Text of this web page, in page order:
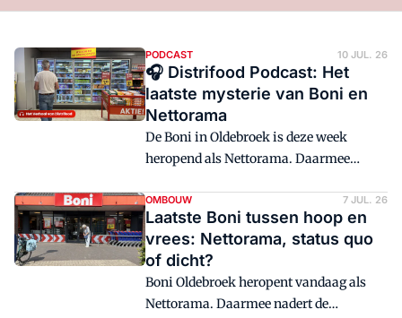
PODCAST 10 JUL. 26
🎧 Distrifood Podcast: Het
laatste mysterie van Boni en
Nettorama
De Boni in Oldebroek is deze week
heropend als Nettorama. Daarmee
2023 aangekondigde fusie tussen
Nettorama en Boni zijn einde. Maar hij
is nog niet helemaal afgerond. De Boni
in Odijk blijft als laatste over. Of en
wanneer de winkel overgaat naar
Nettorama, is voorlopig nog een raadsel.
OMBOUW 7 JUL. 26
Laatste Boni tussen hoop en
vrees: Nettorama, status quo
of dicht?
Boni Oldebroek heropent vandaag als
Nettorama. Daarmee nadert de